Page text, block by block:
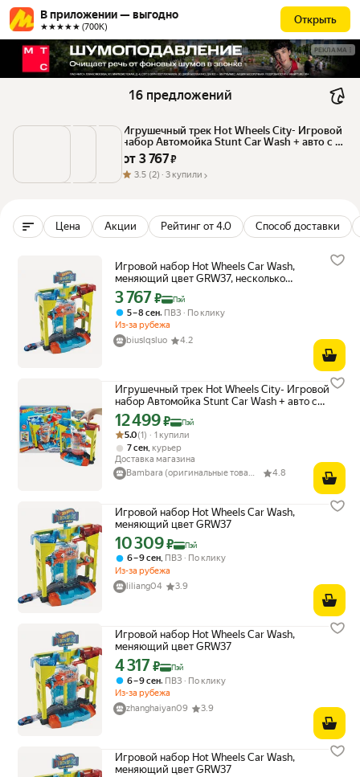
В приложении — выгодно
★★★★★ (700К)
Открыть
РЕКЛАМА
16 предложений
Игрушечный трек Hot Wheels City- Игровой
набор Автомойка Stunt Car Wash + авто с
функцией изменения цвета - Хот Вилс
GRW37
от 3 767 ₽
3.5 (2) · 3 купили
Цена Акции Рейтинг от 4.0 Способ доставки
Игровой набор Hot Wheels Car Wash,
меняющий цвет GRW37, несколько
цветов
Цена с картой Яндекс Пэй 3767 ₽ вместо
3 767₽ Пэй
5 – 8 сен, ПВЗ
По клику
Из-за рубежа
biuslqsluo
4.2
Игрушечный трек Hot Wheels City- Игровой
набор Автомойка Stunt Car Wash + авто с
функцией изменения цвета - Хот Вилс
GRW37
Цена с картой Яндекс Пэй 12499 ₽ вместо
12 499₽ Пэй
Рейтинг товара: 5.0 из 5
Оценок: (1) · 1 купили
5.0(1) · 1 купили
7 сен, курьер
Доставка магазина
Bambara (оригинальные товары из Европы)
4.8
Игровой набор Hot Wheels Car Wash,
меняющий цвет GRW37
Цена с картой Яндекс Пэй 10309 ₽ вместо
10 309₽ Пэй
6 – 9 сен ПВЗ
По клику
Из-за рубежа
liliang04
3.9
Игровой набор Hot Wheels Car Wash,
меняющий цвет GRW37
Цена с картой Яндекс Пэй 4317 ₽ вместо
4 317₽ Пэй
6 – 9 сен, ПВЗ
По клику
Из-за рубежа
zhanghaiyan09
3.9
Игровой набор Hot Wheels Car Wash,
меняющий цвет GRW37